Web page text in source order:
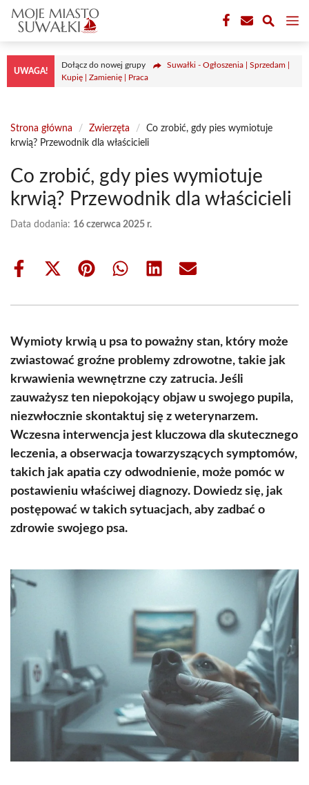
Przejdź
treści
UWAGA!
Dołącz do nowej grupy
Suwałki - Ogłoszenia | Sprzedam |
Kupię | Zamienię | Praca
Strona główna / Zwierzęta /
Co zrobić, gdy pies wymiotuje
krwią? Przewodnik dla właścicieli
Co zrobić, gdy pies wymiotuje
krwią? Przewodnik dla właścicieli
Data dodania: 16 czerwca 2025 r.
Share
Share
(Twitter)
Share Share Share Share
Wymioty krwią u psa to poważny stan, który może
zwiastować groźne problemy zdrowotne, takie jak
krwawienia wewnętrzne czy zatrucia. Jeśli
zauważysz ten niepokojący objaw u swojego pupila,
niezwłocznie skontaktuj się z weterynarzem.
Wczesna interwencja jest kluczowa dla skutecznego
leczenia, a obserwacja towarzyszących symptomów,
takich jak apatia czy odwodnienie, może pomóc w
postawieniu właściwej diagnozy. Dowiedz się, jak
postępować w takich sytuacjach, aby zadbać o
zdrowie swojego psa.